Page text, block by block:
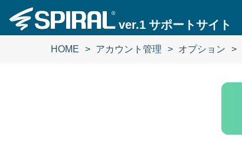
ver.1 サポートサイト
HOME アカウント管理 オプション